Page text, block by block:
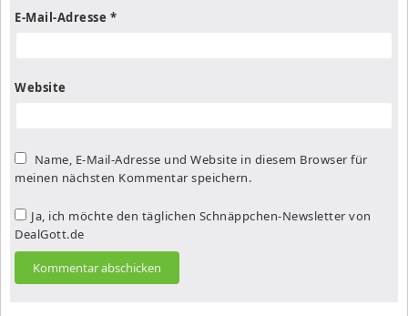
E-Mail-Adresse *
Website
Name, E-Mail-Adresse und Website in diesem Browser für
meinen nächsten Kommentar speichern.
Ja, ich möchte den täglichen Schnäppchen-Newsletter von
DealGott.de